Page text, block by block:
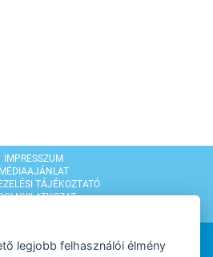
IMPRESSZUM
MÉDIAAJÁNLAT
TÁJÉKOZTATÓ
NYILATKOZAT
legjobb felhasználói élmény